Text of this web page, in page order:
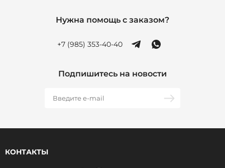
Нужна помощь с заказом?
+7 (985) 353-40-40
Подпишитесь на новости
КОНТАКТЫ